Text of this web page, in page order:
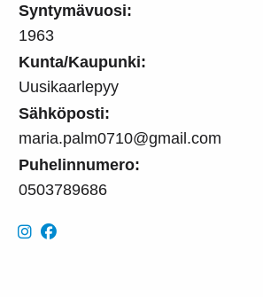
Syntymävuosi:
1963
Kunta/Kaupunki:
Uusikaarlepyy
Sähköposti:
maria.palm0710@gmail.com
Puhelinnumero:
0503789686